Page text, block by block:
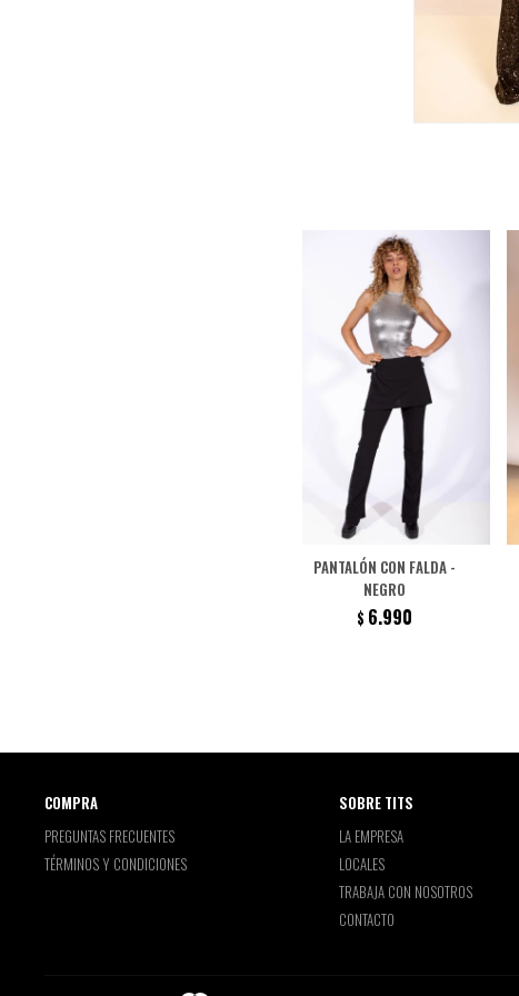
PANTALÓN CON FALDA -
NEGRO
$ 6.990
SOBRE TITS
LA EMPRESA
LOCALES
TRABAJA CON NOSOTROS
CONTACTO
COMPRA
PREGUNTAS FRECUENTES
TÉRMINOS Y CONDICIONES